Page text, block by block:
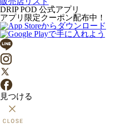
DRIP POD 公式アプリ
アプリ限定クーポン配布中！
見つける